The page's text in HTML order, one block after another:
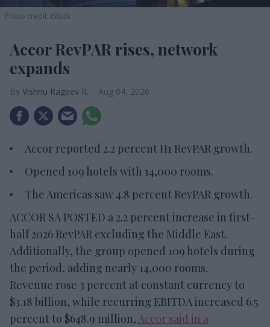
Photo credit: iStock
Accor RevPAR rises, network
expands
Vishnu Rageev R. Aug 04, 2026
Accor reported 2.2 percent H1 RevPAR growth.
Opened 109 hotels with 14,000 rooms.
The Americas saw 4.8 percent RevPAR growth.
ACCOR SA POSTED a 2.2 percent increase in first-
half 2026 RevPAR excluding the Middle East.
Additionally, the group opened 109 hotels during
the period, adding nearly 14,000 rooms.
Revenue rose 3 percent at constant currency to
$3.18 billion, while recurring EBITDA increased 6.5
percent to $648.9 million,Accor said in a